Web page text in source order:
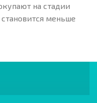
на стадии
меньше